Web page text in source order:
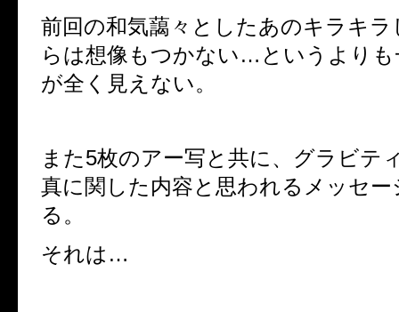
前回の和気藹々としたあのキラキ
らは想像もつかない… というより
が全く見えない。
また5枚のアー写と共に、グラビテ
真に関した内容と思われるメッセ
る。
それは…